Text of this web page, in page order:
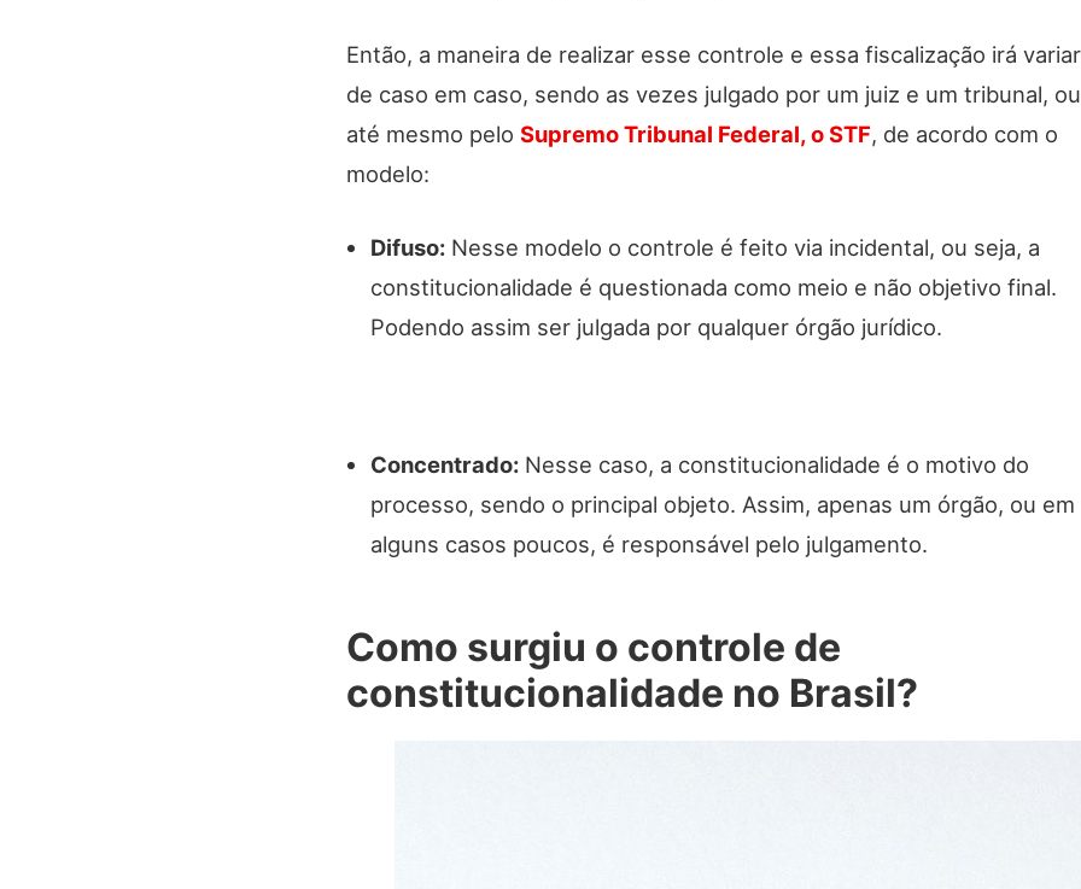
Então, a maneira de realizar esse controle e essa fiscalização irá variar
de caso em caso, sendo as vezes julgado por um juiz e um tribunal, ou
até mesmo pelo Supremo Tribunal Federal, o STF, de acordo com o
modelo:
Difuso: Nesse modelo o controle é feito via incidental, ou seja, a
constitucionalidade é questionada como meio e não objetivo final.
Podendo assim ser julgada por qualquer órgão jurídico.
Concentrado: Nesse caso, a constitucionalidade é o motivo do
processo, sendo o principal objeto. Assim, apenas um órgão, ou em
alguns casos poucos, é responsável pelo julgamento.
Como surgiu o controle de
constitucionalidade no Brasil?